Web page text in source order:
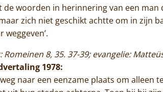
woorden in herinnering van een man
zich niet geschikt achtte om in zijn
Romeinen 8, 35. 37-39; evangelie:
1978:
naar een eenzame plaats om